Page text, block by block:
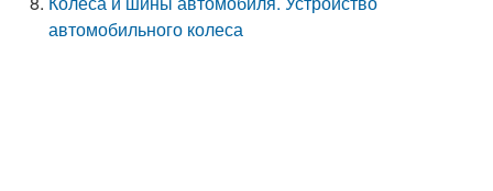
автомобильного колеса